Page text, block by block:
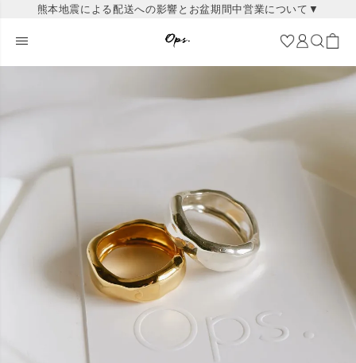
熊本地震による配送への影響とお盆期間中営業について▼